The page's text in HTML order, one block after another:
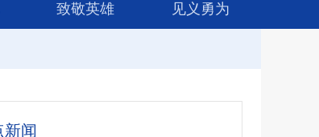
致敬英雄 见义勇为
新闻